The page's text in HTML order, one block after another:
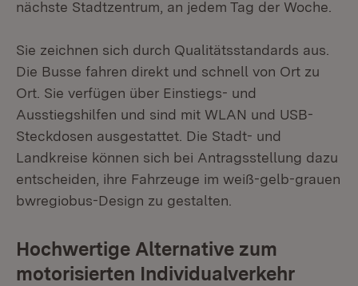
nächste Stadtzentrum, an jedem Tag der Woche.
Sie zeichnen sich durch Qualitätsstandards aus.
Die Busse fahren direkt und schnell von Ort zu
Ort. Sie verfügen über Einstiegs- und
Ausstiegshilfen und sind mit WLAN und USB-
Steckdosen ausgestattet. Die Stadt- und
Landkreise können sich bei Antragsstellung dazu
entscheiden, ihre Fahrzeuge im weiß-gelb-grauen
bwregiobus-Design zu gestalten.
Hochwertige Alternative zum
motorisierten Individualverkehr